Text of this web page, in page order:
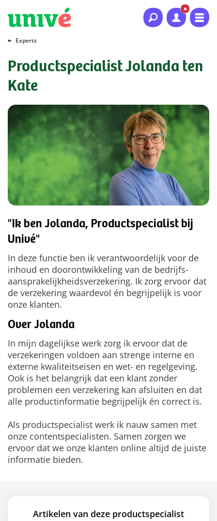
Naar hoofdinhoud
Naar hoofdnavigatie
Naar footer
Experts
Productspecialist Jolanda ten
Kate
"Ik ben Jolanda, Productspecialist bij
Univé"
In deze functie ben ik verantwoordelijk voor de
inhoud en doorontwikkeling van de bedrijfs­
aansprakelijk­heids­verzekering. Ik zorg ervoor dat
de verzekering waardevol én begrijpelijk is voor
onze klanten.
Over Jolanda
In mijn dagelijkse werk zorg ik ervoor dat de
verzekeringen voldoen aan strenge interne en
externe kwaliteitseisen en wet- en regelgeving.
Ook is het belangrijk dat een klant zonder
problemen een verzekering kan afsluiten en dat
alle productinformatie begrijpelijk én correct is.
Als productspecialist werk ik nauw samen met
onze contentspecialisten. Samen zorgen we
ervoor dat we onze klanten online altijd de juiste
informatie bieden.
Artikelen van deze productspecialist